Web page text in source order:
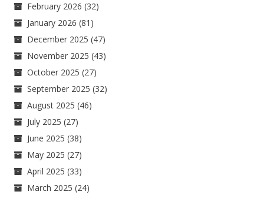
February 2026 (32)
January 2026 (81)
December 2025 (47)
November 2025 (43)
October 2025 (27)
September 2025 (32)
August 2025 (46)
July 2025 (27)
June 2025 (38)
May 2025 (27)
April 2025 (33)
March 2025 (24)